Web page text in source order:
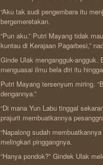
“Aku tak sudi pengembara itu
bergemeretakan.
“Pun aku.” Putri Mayang tidak
kuntau di Kerajaan Pagarbesi,”
Ginde Ulak mengangguk-angguk.
menguasai ilmu bela diri itu
Putri Mayang tersenyum miring.
dengannya.”
“Di mana Yun Labu tinggal
prajurit membuatkannya
“Napalong sudah
melingkari pinggangnya.
“Hanya pondok?” Gindek Ulak